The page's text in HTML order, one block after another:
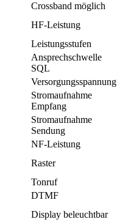
Crossband möglich
HF-Leistung
Leistungsstufen
Ansprechschwelle
SQL
Versorgungsspannung
Stromaufnahme
Empfang
Stromaufnahme
Sendung
NF-Leistung
Raster
Tonruf
DTMF
Display beleuchtbar